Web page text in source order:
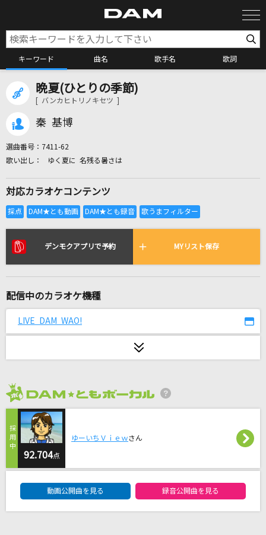
キーワード 曲名 歌手名 歌詞
カラオケ検索
全国りれき
リアルタイムで歌われている曲の一覧
夏をあきらめて
I LOVE...
コブクロ
[生音]人として
No Epilogue
アイナ・ジ・エンド
晩夏(ひとりの季節)
[ バンカヒトリノキセツ ]
秦 基博
選曲番号： 7411-62
ゆく夏に 名残る暑さは
対応カラオケコンテンツ
デンモクアプリで予約 MYリスト保存
配信中のカラオケ機種
LIVE DAM WAO!
92.704点
ゆーいちＶｉｅｗさん
動画公開曲を見る 録音公開曲を見る